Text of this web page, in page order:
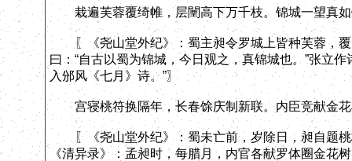
栽遍芙蓉覆绮帷，层闉高下万千枝。锦城一望真如
〖《尧山堂外纪》：蜀主昶令罗城上皆种芙蓉，覆
曰：“自古以蜀为锦城，今日观之，真锦城也。”张立
入邠风《七月》诗。”〗
宫寝桃符换隔年，长春馀庆制新联。内臣竞献金花
〖《尧山堂外纪》：蜀未亡前，岁除日，昶自题桃
《清异录》：孟昶时，每腊月，内官各献罗体圈金花